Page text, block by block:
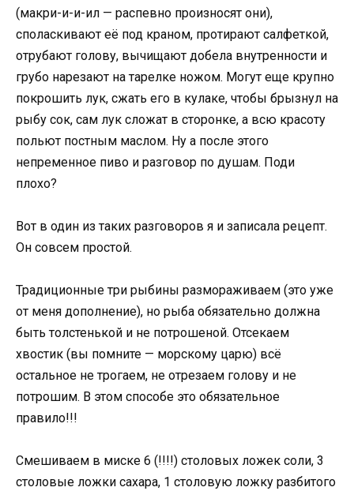
(макри-и-и-ил — распевно произносят они),
споласкивают её под краном, протирают салфеткой,
отрубают голову, вычищают добела внутренности и
грубо нарезают на тарелке ножом. Могут еще крупно
покрошить лук, сжать его в кулаке, чтобы брызнул на
рыбу сок, сам лук сложат в сторонке, а всю красоту
польют постным маслом. Ну а после этого
непременное пиво и разговор по душам. Поди
плохо?
Вот в один из таких разговоров я и записала рецепт.
Он совсем простой.
Традиционные три рыбины размораживаем (это уже
от меня дополнение), но рыба обязательно должна
быть толстенькой и не потрошеной. Отсекаем
хвостик (вы помните — морскому царю) всё
остальное не трогаем, не отрезаем голову и не
потрошим. В этом способе это обязательное
правило!!!
Смешиваем в миске 6 (!!!!) столовых ложек соли, 3
столовые ложки сахара, 1 столовую ложку разбитого